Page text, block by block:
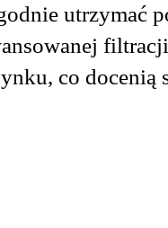
utrzymać
co docenią